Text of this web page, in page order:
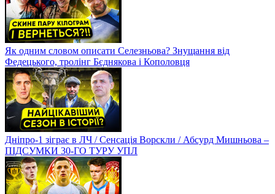
Як одним словом описати Селезньова? Знущання від
Федецького, тролінг Бєднякова і Кополовця
Дніпро-1 зіграє в ЛЧ / Сенсація Ворскли / Абсурд Мишньова –
ПІДСУМКИ 30-ГО ТУРУ УПЛ